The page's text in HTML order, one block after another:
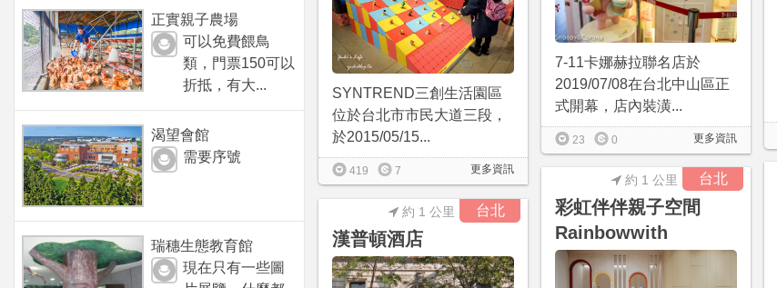
正實親子農場
可以免費餵鳥
類，門票150可以
折抵，有大...
渴望會館
需要序號
瑞穗生態教育館
現在只有一些圖
7-11卡娜赫拉聯名店於
2019/07/08在台北中山區正
式開幕，店內裝潢...
更多資訊
23 0
SYNTREND三創生活園區
位於台北市市民大道三段，
於2015/05/15...
更多資訊
419 7 台北
彩虹伴伴親子空間
Rainbowwith
約 1 公里
台北
漢普頓酒店
約 1 公里